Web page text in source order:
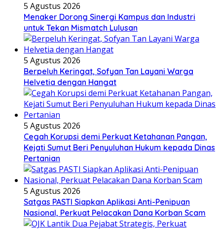
5 Agustus 2026
Menaker Dorong Sinergi Kampus dan Industri
untuk Tekan Mismatch Lulusan
5 Agustus 2026
Berpeluh Keringat, Sofyan Tan Layani Warga
Helvetia dengan Hangat
5 Agustus 2026
Cegah Korupsi demi Perkuat Ketahanan Pangan,
Kejati Sumut Beri Penyuluhan Hukum kepada Dinas
Pertanian
5 Agustus 2026
Satgas PASTI Siapkan Aplikasi Anti-Penipuan
Nasional, Perkuat Pelacakan Dana Korban Scam